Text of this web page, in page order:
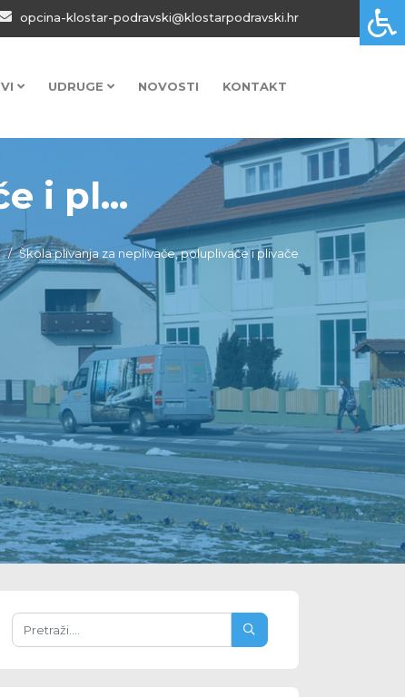
opcina-klostar-podravski@klostarpodravski.hr
UDRUGE NOVOSTI KONTAKT
i pl...
Škola plivanja za neplivače, poluplivače i plivače